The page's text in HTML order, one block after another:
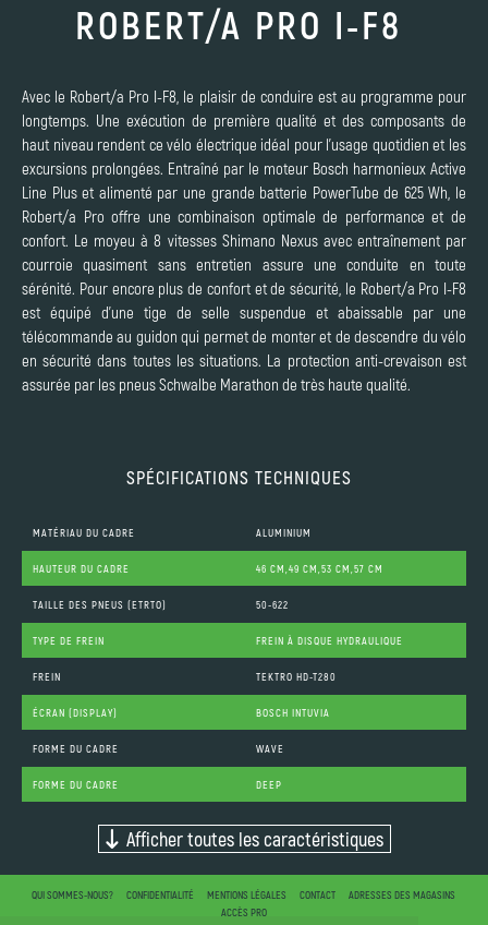
ROBERT/A PRO I-F8
Avec le Robert/a Pro I-F8, le plaisir de conduire est au programme pour
longtemps. Une exécution de première qualité et des composants de
haut niveau rendent ce vélo électrique idéal pour l’usage quotidien et les
excursions prolongées. Entraîné par le moteur Bosch harmonieux Active
Line Plus et alimenté par une grande batterie PowerTube de 625 Wh, le
Robert/a Pro offre une combinaison optimale de performance et de
confort. Le moyeu à 8 vitesses Shimano Nexus avec entraînement par
courroie quasiment sans entretien assure une conduite en toute
sérénité. Pour encore plus de confort et de sécurité, le Robert/a Pro I-F8
est équipé d’une tige de selle suspendue et abaissable par une
télécommande au guidon qui permet de monter et de descendre du vélo
en sécurité dans toutes les situations. La protection anti-crevaison est
assurée par les pneus Schwalbe Marathon de très haute qualité.
SPÉCIFICATIONS TECHNIQUES
MATÉRIAU DU CADRE ALUMINIUM
HAUTEUR DU CADRE 46 CM,49 CM,53 CM,57 CM
TAILLE DES PNEUS (ETRTO) 50-622
TYPE DE FREIN FREIN À DISQUE HYDRAULIQUE
FREIN TEKTRO HD-T280
ÉCRAN (DISPLAY) BOSCH INTUVIA
FORME DU CADRE WAVE
FORME DU CADRE DEEP
Afficher toutes les caractéristiques
QUI SOMMES-NOUS? CONFIDENTIALITÉ MENTIONS LÉGALES CONTACT
ADRESSES DES MAGASINS
ACCÈS PRO